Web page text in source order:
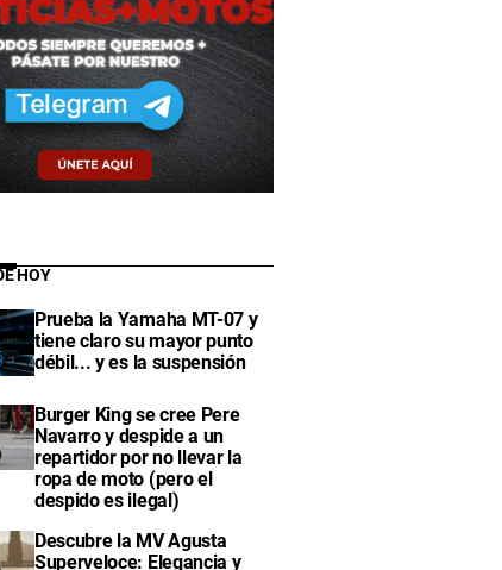
HOY
Prueba la Yamaha MT-07 y
tiene claro su mayor punto
débil... y es la suspensión
Burger King se cree Pere
Navarro y despide a un
repartidor por no llevar la
ropa de moto (pero el
despido es ilegal)
Descubre la MV Agusta
Superveloce: Elegancia y